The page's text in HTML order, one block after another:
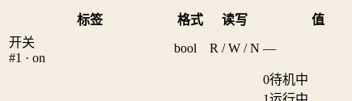
标签 格式 读写
值
开关
#1 · on
bool R / W / N —
0待机中